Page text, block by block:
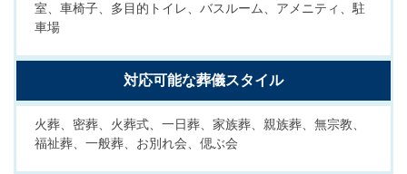
室、車椅子、多目的トイレ、バスルーム、アメニティ、駐
車場
対応可能な葬儀スタイル
火葬、密葬、火葬式、一日葬、家族葬、親族葬、無宗教、
福祉葬、一般葬、お別れ会、偲ぶ会